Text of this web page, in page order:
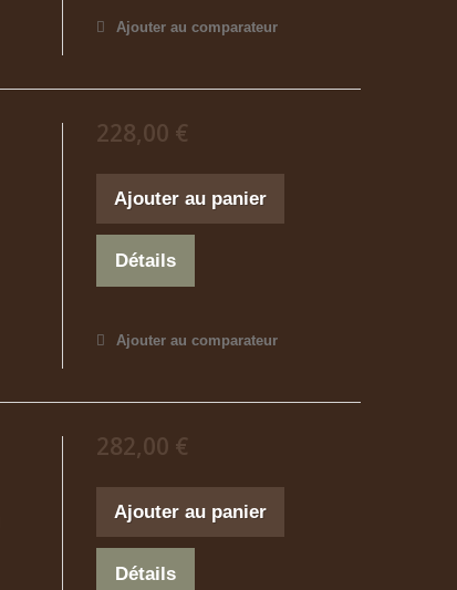
Ajouter au comparateur
228,00 €
Ajouter au panier
Détails
Ajouter au comparateur
282,00 €
Ajouter au panier
Détails